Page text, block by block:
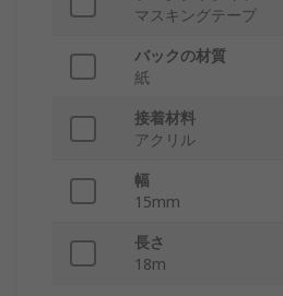
マスキングテープ
バックの材質
紙
接着材料
アクリル
幅
15mm
長さ
18m